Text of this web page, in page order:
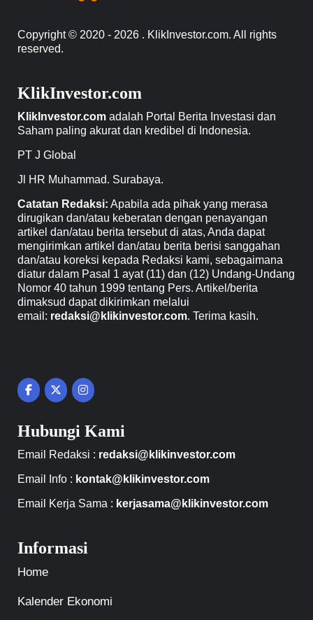
Copyright © 2020 - 2026 . KlikInvestor.com. All rights
reserved.
KlikInvestor.com
KlikInvestor.com adalah Portal Berita Investasi dan
Saham paling akurat dan kredibel di Indonesia.
PT J Global
Jl HR Muhammad. Surabaya.
Catatan Redaksi: Apabila ada pihak yang merasa
dirugikan dan/atau keberatan dengan penayangan
artikel dan/atau berita tersebut di atas, Anda dapat
mengirimkan artikel dan/atau berita berisi sanggahan
dan/atau koreksi kepada Redaksi kami, sebagaimana
diatur dalam Pasal 1 ayat (11) dan (12) Undang-Undang
Nomor 40 tahun 1999 tentang Pers. Artikel/berita
dimaksud dapat dikirimkan melalui
email: redaksi@klikinvestor.com. Terima kasih.
Hubungi Kami
Email Redaksi : redaksi@klikinvestor.com
Email Info : kontak@klikinvestor.com
Email Kerja Sama : kerjasama@klikinvestor.com
Informasi
Home
Kalender Ekonomi